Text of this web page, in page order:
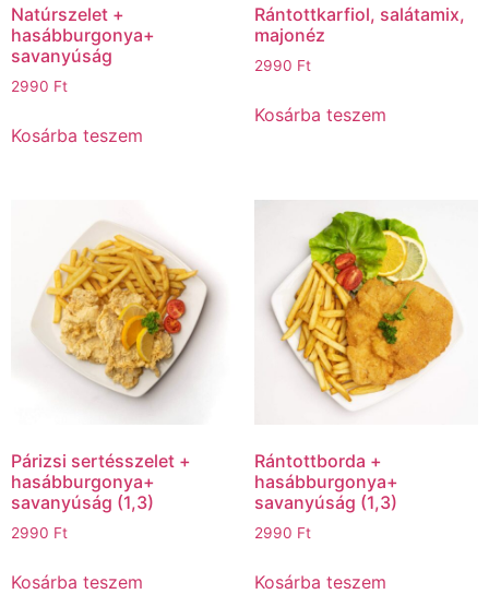
Natúrszelet +
hasábburgonya+
savanyúság
2990 Ft
Kosárba teszem
Rántottkarfiol, salátamix,
majonéz
2990 Ft
Kosárba teszem
Párizsi sertésszelet +
hasábburgonya+
savanyúság (1,3)
2990 Ft
Kosárba teszem
Rántottborda +
hasábburgonya+
savanyúság (1,3)
2990 Ft
Kosárba teszem